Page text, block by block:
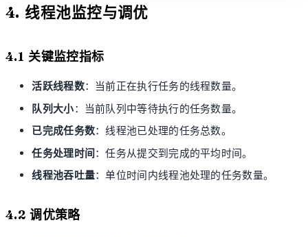
4. 线程池监控与调优
4.1 关键监控指标
活跃线程数：当前正在执行任务的线程数量。
队列大小：当前队列中等待执行的任务数量。
已完成任务数：线程池已处理的任务总数。
任务处理时间：任务从提交到完成的平均时间。
线程池吞吐量：单位时间内线程池处理的任务数量。
4.2 调优策略